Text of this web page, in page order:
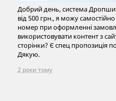
Добрий день, система
від 500 грн., я можу
номер при оформленні
використовувати контент з
сторінки? Є спец пропозиція
Дякую.
2 роки тому